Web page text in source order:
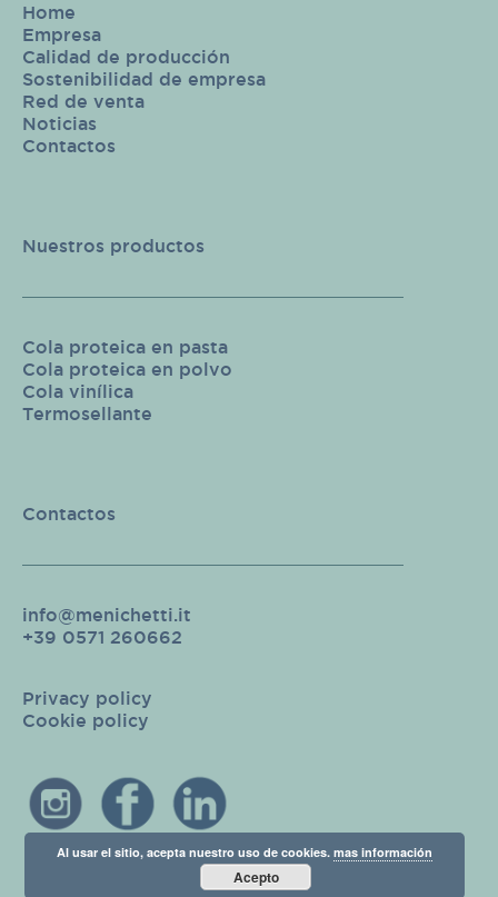
Home
Empresa
Calidad de producción
Sostenibilidad de empresa
Red de venta
Noticias
Contactos
Nuestros productos
Cola proteica en pasta
Cola proteica en polvo
Cola vinílica
Termosellante
Contactos
info@menichetti.it
+39 0571 260662
Privacy policy
Cookie policy
Al usar el sitio, acepta nuestro uso de cookies.mas información
Acepto